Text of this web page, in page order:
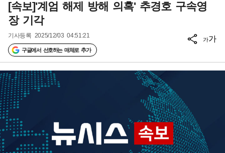
[속보]'계엄 해제 방해 의혹' 추경호 구속영
장 기각
기사등록 2025/12/03 04:51:21
구글에서 선호하는 매체로 추가
가가